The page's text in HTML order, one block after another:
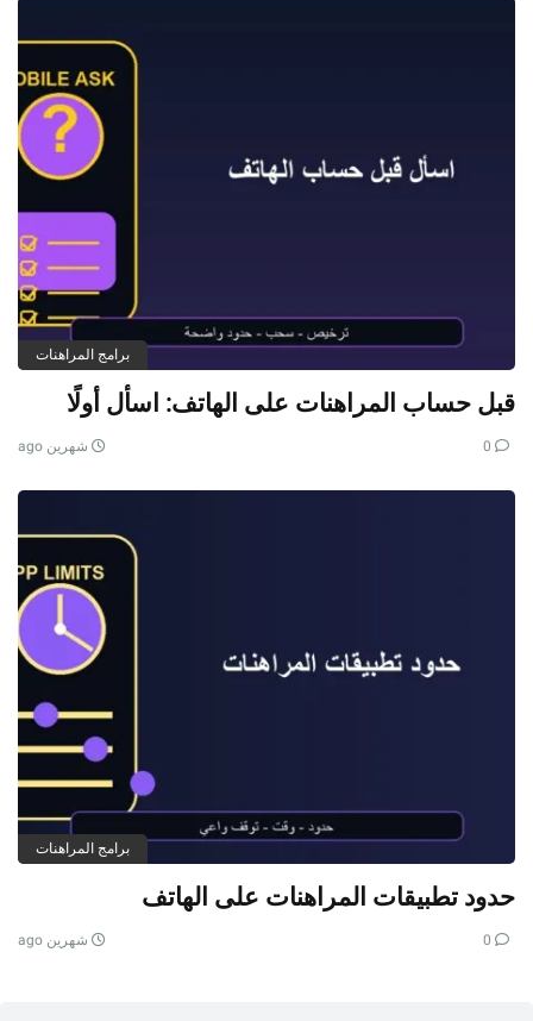
برامج المراهنات
قبل حساب المراهنات على الهاتف: اسأل أولًا
شهرين ago
برامج المراهنات
حدود تطبيقات المراهنات على الهاتف
شهرين ago